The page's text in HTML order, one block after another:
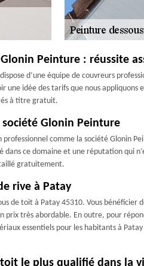
Peinture : réussite
d’une équipe de couvreurs
idée des tarifs que nous
à titre gratuit.
société Glonin Peinture
comme la société Glonin
ce domaine et une réputation qui
gratuitement.
rive à Patay
de toit à Patay 45310. Vous
très abordable. En outre, pour
essentiels pour les habitants à
le plus qualifié dans la